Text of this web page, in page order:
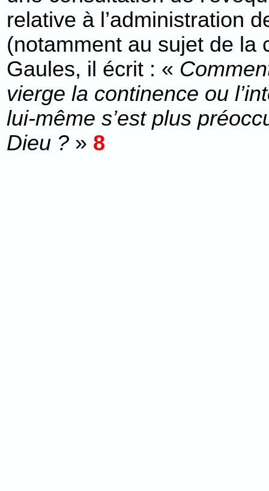
relative à l’administration
(notamment au sujet de
Gaules, il écrit : «
vierge la continence ou
lui-même s’est plus
Dieu ? » 8